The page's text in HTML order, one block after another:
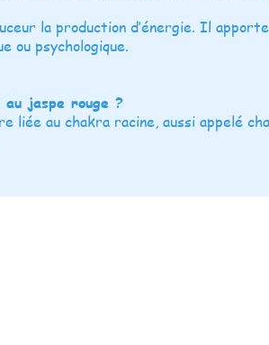
la production d’énergie. Il
ou psychologique.
jaspe rouge ?
liée au chakra racine, aussi appelé